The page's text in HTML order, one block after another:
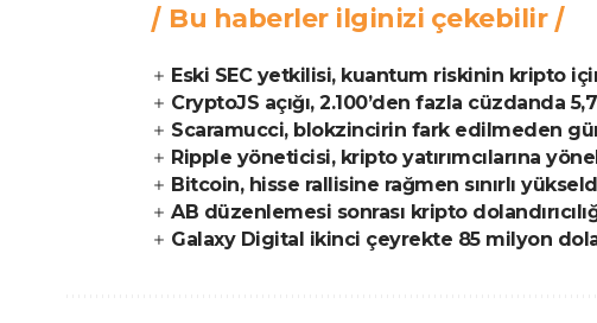
Bu haberler ilginizi çekebilir
Eski SEC yetkilisi, kuantum riskinin kripto
CryptoJS açığı, 2.100’den fazla cüzdanda
Scaramucci, blokzincirin fark edilmeden
Ripple yöneticisi, kripto yatırımcılarına
Bitcoin, hisse rallisine rağmen sınırlı
AB düzenlemesi sonrası kripto
Galaxy Digital ikinci çeyrekte 85 milyon